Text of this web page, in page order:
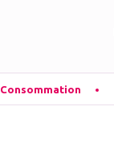
Consommation